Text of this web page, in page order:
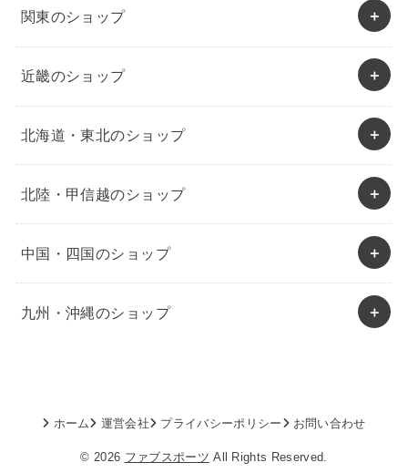
関東のショップ
近畿のショップ
北海道・東北のショップ
北陸・甲信越のショップ
中国・四国のショップ
九州・沖縄のショップ
ホーム 運営会社 プライバシーポリシー お問い合わせ
© 2026 ファブスポーツ All Rights Reserved.